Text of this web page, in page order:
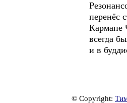
перенёс
Кармапе
всегда
и в
© Copyright: